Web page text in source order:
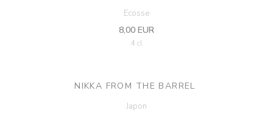
Ecosse
8,00 EUR
4 cl
NIKKA FROM THE BARREL
Japon